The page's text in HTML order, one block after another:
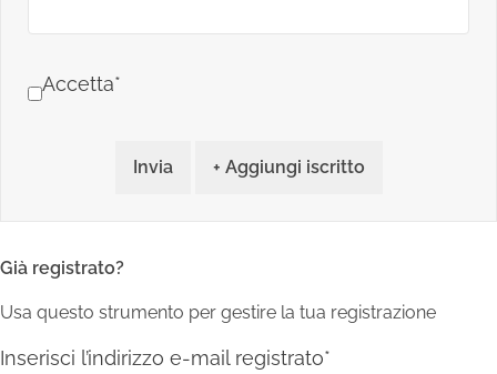
Accetta*
Invia + Aggiungi iscritto
Già registrato?
Usa questo strumento per gestire la tua registrazione
Inserisci l’indirizzo e-mail registrato*